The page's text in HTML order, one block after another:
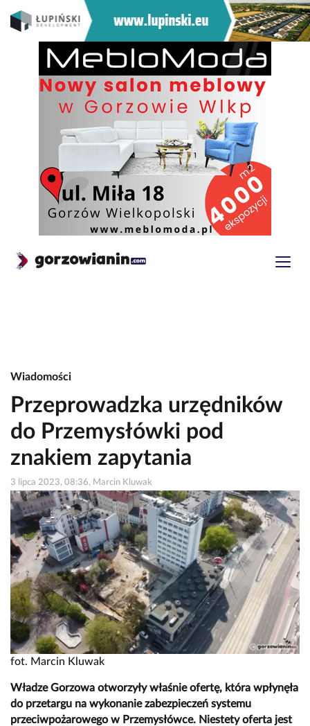
Wiadomości
Przeprowadzka urzędników
do Przemysłówki pod
znakiem zapytania
3 lipca 2023, 08:36, Marcin Kluwak
fot. Marcin Kluwak
Władze Gorzowa otworzyły właśnie ofertę, która wpłynęła
do przetargu na wykonanie zabezpieczeń systemu
przeciwpożarowego w Przemysłówce. Niestety oferta jest